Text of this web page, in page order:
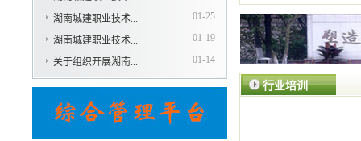
湖南城建职业技术... 01-25
湖南城建职业技术... 01-19
关于组织开展湖南... 01-14
行业培训